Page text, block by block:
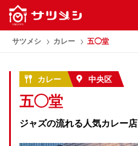
KEYWORD
サツメシ カレー 五◯堂
カレー 中央区
五◯堂
ジャズの流れる人気カレー店